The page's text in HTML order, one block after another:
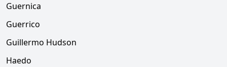
Guernica
Guerrico
Guillermo Hudson
Haedo